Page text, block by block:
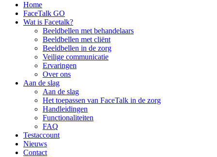
Home
FaceTalk GO
Wat is Facetalk?
Beeldbellen met behandelaars
Beeldbellen met cliënt
Beeldbellen in de zorg
Veilige communicatie
Ervaringen
Over ons
Aan de slag
Aan de slag
Het toepassen van FaceTalk in de zorg
Handleidingen
Functionaliteiten
FAQ
Testaccount
Nieuws
Contact